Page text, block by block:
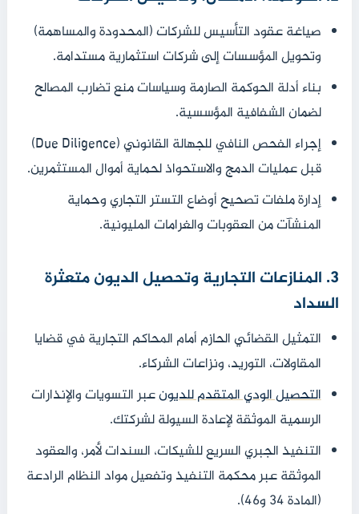
صياغة عقود التأسيس للشركات (المحدودة والمساهمة)
وتحويل المؤسسات إلى شركات استثمارية مستدامة.
بناء أدلة الحوكمة الصارمة وسياسات منع تضارب المصالح
لضمان الشفافية المؤسسية.
إجراء الفحص النافي للجهالة القانوني (Due Diligence)
قبل عمليات الدمج والاستحواذ لحماية أموال المستثمرين.
إدارة ملفات تصحيح أوضاع التستر التجاري وحماية
المنشآت من العقوبات والغرامات المليونية.
3. المنازعات التجارية وتحصيل الديون متعثرة
السداد
التمثيل القضائي الحازم أمام المحاكم التجارية في قضايا
المقاولات، التوريد، ونزاعات الشركاء.
التحصيل الودي المتقدم للديونعبر التسويات والإنذارات
الرسمية الموثقة لإعادة السيولة لشركتك.
التنفيذ الجبري السريع للشيكات، السندات لأمر، والعقود
الموثقة عبر محكمة التنفيذ وتفعيل مواد النظام الرادعة
(المادة 34 و46).